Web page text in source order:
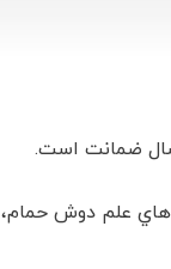
هاي علم دوش حمام،